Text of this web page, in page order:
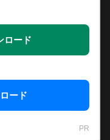
ロード
ード
PR